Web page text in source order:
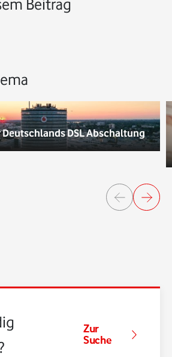
Beitrag
DSL Abschaltung
Zur
Suche